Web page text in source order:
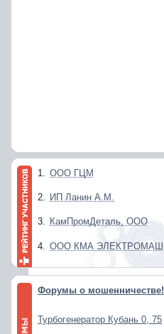
1. ООО ГЦМ
2. ИП Ланин А.М.
3. КамПромДеталь, ООО
4. ООО КМА ЭЛЕКТРОМАШ
Форумы о мошенничестве!
Турбогенератор Кубань 0, 75